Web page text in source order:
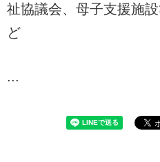
祉協議会、母子支援施
ど
...